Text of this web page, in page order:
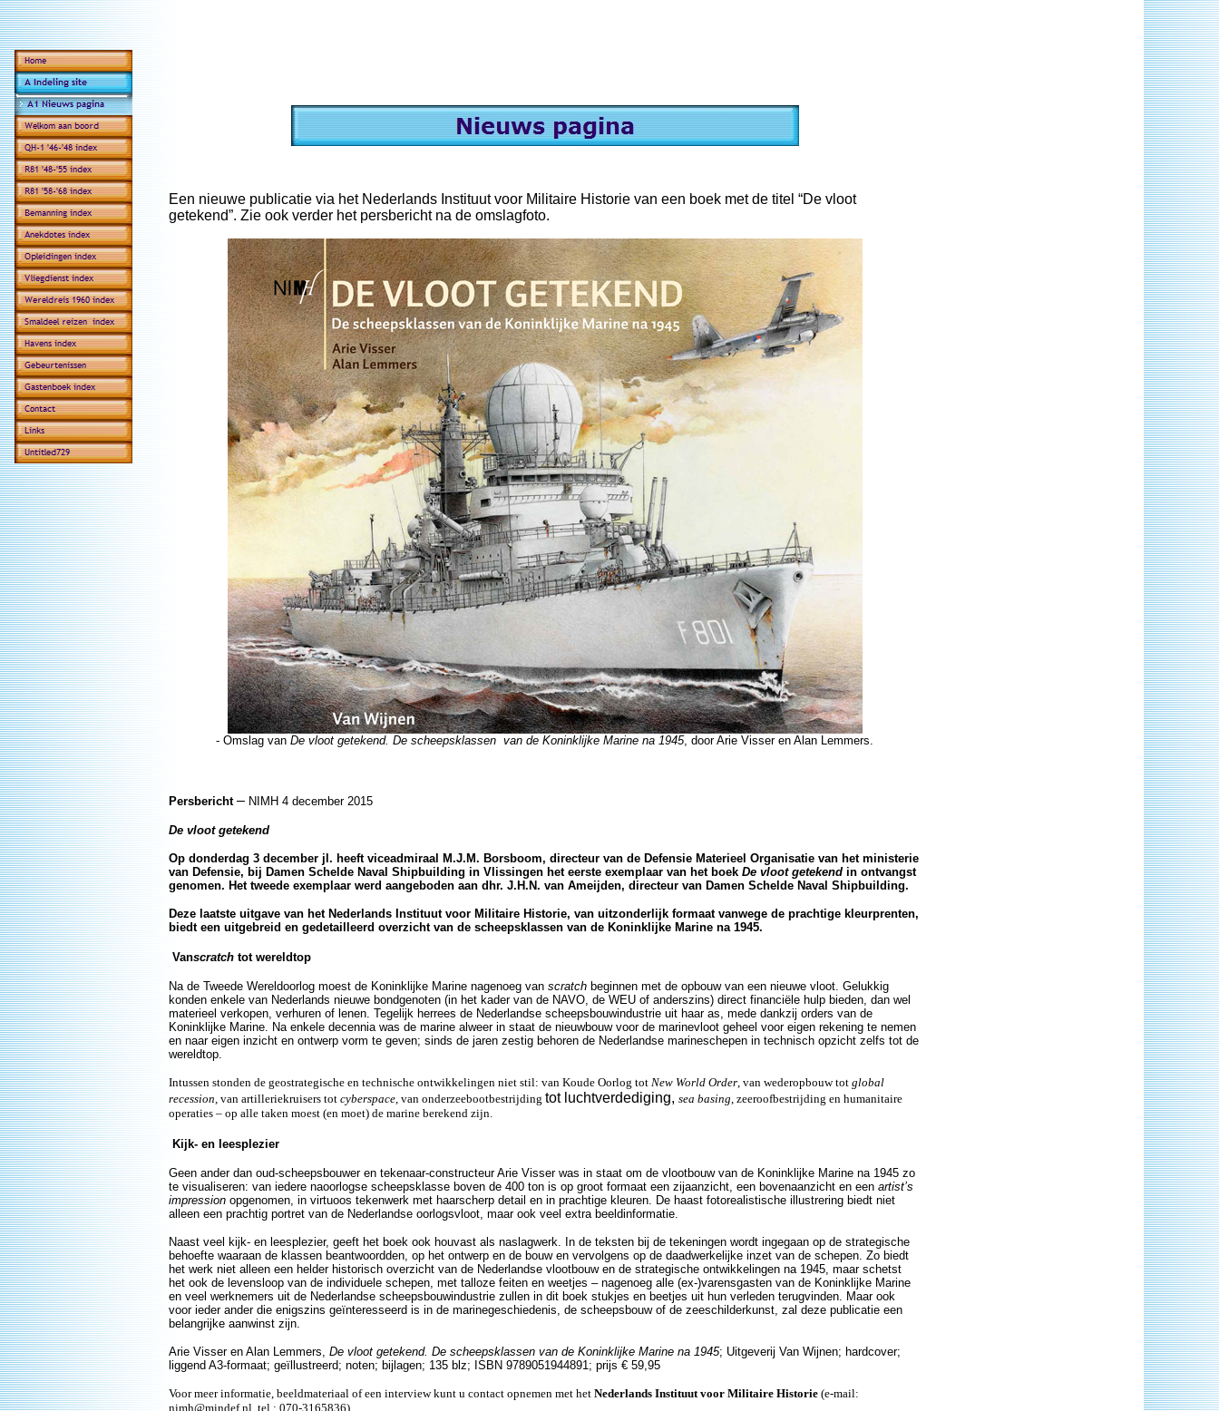
Een nieuwe publicatie via het Nederlands Instituut voor Militaire Historie van een boek met de titel “De vloot
getekend”. Zie ook verder het persbericht na de omslagfoto.
- Omslag van De vloot getekend. De scheepsklassen van de Koninklijke Marine na 1945, door Arie Visser en Alan Lemmers.
Persbericht– NIMH 4 december 2015
De vloot getekend
Op donderdag 3 december jl. heeft viceadmiraal M.J.M. Borsboom, directeur van de Defensie Materieel Organisatie van het ministerie
van Defensie, bij Damen Schelde Naval Shipbuilding in Vlissingen het eerste exemplaar van het boek De vloot getekend in ontvangst
genomen. Het tweede exemplaar werd aangeboden aan dhr. J.H.N. van Ameijden, directeur van Damen Schelde Naval Shipbuilding.
Deze laatste uitgave van het Nederlands Instituut voor Militaire Historie, van uitzonderlijk formaat vanwege de prachtige kleurprenten,
biedt een uitgebreid en gedetailleerd overzicht van de scheepsklassen van de Koninklijke Marine na 1945.
Vanscratch tot wereldtop
Na de Tweede Wereldoorlog moest de Koninklijke Marine nagenoeg van scratch beginnen met de opbouw van een nieuwe vloot. Gelukkig
konden enkele van Nederlands nieuwe bondgenoten (in het kader van de NAVO, de WEU of anderszins) direct financiële hulp bieden, dan wel
materieel verkopen, verhuren of lenen. Tegelijk herrees de Nederlandse scheepsbouwindustrie uit haar as, mede dankzij orders van de
Koninklijke Marine. Na enkele decennia was de marine alweer in staat de nieuwbouw voor de marinevloot geheel voor eigen rekening te nemen
en naar eigen inzicht en ontwerp vorm te geven; sinds de jaren zestig behoren de Nederlandse marineschepen in technisch opzicht zelfs tot de
wereldtop.
Intussen stonden de geostrategische en technische ontwikkelingen niet stil: van Koude Oorlog tot New World Order, van wederopbouw tot global
recession, van artilleriekruisers tot cyberspace, van onderzeebootbestrijding tot luchtverdediging, sea basing, zeeroofbestrijding en humanitaire
operaties – op alle taken moest (en moet) de marine berekend zijn.
Kijk- en leesplezier
Geen ander dan oud-scheepsbouwer en tekenaar-constructeur Arie Visser was in staat om de vlootbouw van de Koninklijke Marine na 1945 zo
te visualiseren: van iedere naoorlogse scheepsklasse boven de 400 ton is op groot formaat een zijaanzicht, een bovenaanzicht en een artist’s
impression opgenomen, in virtuoos tekenwerk met haarscherp detail en in prachtige kleuren. De haast fotorealistische illustrering biedt niet
alleen een prachtig portret van de Nederlandse oorlogsvloot, maar ook veel extra beeldinformatie.
Naast veel kijk- en leesplezier, geeft het boek ook houvast als naslagwerk. In de teksten bij de tekeningen wordt ingegaan op de strategische
behoefte waaraan de klassen beantwoordden, op het ontwerp en de bouw en vervolgens op de daadwerkelijke inzet van de schepen. Zo biedt
het werk niet alleen een helder historisch overzicht van de Nederlandse vlootbouw en de strategische ontwikkelingen na 1945, maar schetst
het ook de levensloop van de individuele schepen, met talloze feiten en weetjes – nagenoeg alle (ex-)varensgasten van de Koninklijke Marine
en veel werknemers uit de Nederlandse scheepsbouwindustrie zullen in dit boek stukjes en beetjes uit hun verleden terugvinden. Maar ook
voor ieder ander die enigszins geïnteresseerd is in de marinegeschiedenis, de scheepsbouw of de zeeschilderkunst, zal deze publicatie een
belangrijke aanwinst zijn.
Arie Visser en Alan Lemmers, De vloot getekend. De scheepsklassen van de Koninklijke Marine na 1945; Uitgeverij Van Wijnen; hardcover;
liggend A3-formaat; geïllustreerd; noten; bijlagen; 135 blz; ISBN 9789051944891; prijs € 59,95
Voor meer informatie, beeldmateriaal of een interview kunt u contact opnemen met het Nederlands Instituut voor Militaire Historie (e-mail:
nimh@mindef.nl, tel.: 070-3165836).